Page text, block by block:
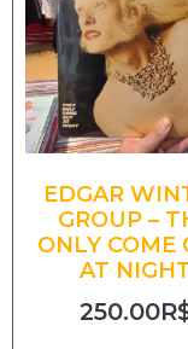
EDGAR
GROUP –
ONLY COME
AT
250.00